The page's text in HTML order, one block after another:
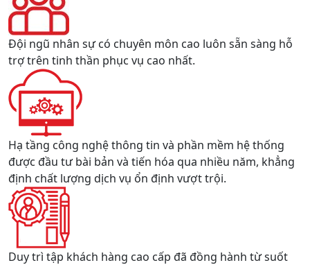
Đội ngũ nhân sự có chuyên môn cao luôn sẵn sàng hỗ
trợ trên tinh thần phục vụ cao nhất.
Hạ tầng công nghệ thông tin và phần mềm hệ thống
được đầu tư bài bản và tiến hóa qua nhiều năm, khẳng
định chất lượng dịch vụ ổn định vượt trội.
Duy trì tập khách hàng cao cấp đã đồng hành từ suốt